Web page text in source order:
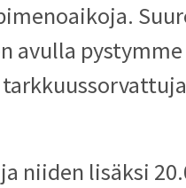
avulla
niiden lisäksi